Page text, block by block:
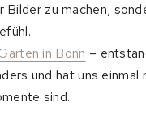
zu machen,
in Bonn –
und hat uns einmal
sind.